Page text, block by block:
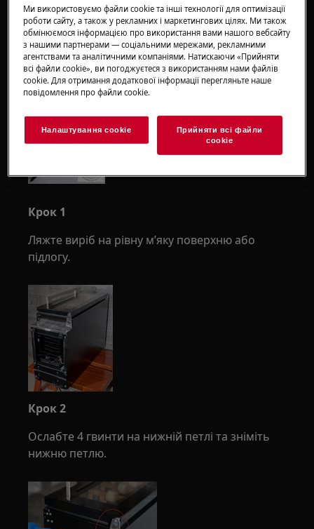
Як поміняти петлі
ІНСТРУМЕНТИ:
6 × 300 хрестоподібна викрутка
Крок 1
Ляжте виріб на рівну м’яку поверхню або
підлогу.
Крок 2
Ослабте 4 гвинти на нижній петлі та зніміть
нижню петлю.
Ми використовуємо файли cookie та інші технології для оптимізації
роботи сайту, а також у рекламних і маркетингових цілях. Ми також
обмінюємося інформацією про використання вами нашого вебсайту
з нашими партнерами — соціальними мережами, рекламними
агентствами та аналітичними компаніями. Натискаючи «Прийняти
всі файли сookie», ви погоджуєтеся з використанням нами файлів
cookie. Для отримання додаткової інформації перегляньте наше
повідомлення про файли сookie.
Налаштування cookie
Прийняти всі файли
сookie